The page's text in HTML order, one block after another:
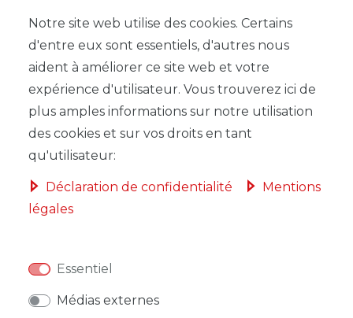
LISTE DE SOUHAITS
* avec TVA hors Frais de livraison
DESCRIPTION
Notre site web utilise des cookies. Certains
d'entre eux sont essentiels, d'autres nous
aident à améliorer ce site web et votre
expérience d'utilisateur. Vous trouverez ici de
plus amples informations sur notre utilisation
des cookies et sur vos droits en tant
qu'utilisateur:
Déclaration de confidentialité
Mentions
légales
Essentiel
Médias externes